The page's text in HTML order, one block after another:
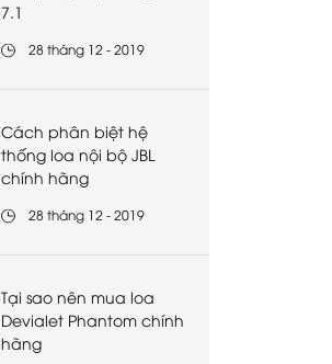
7.1
28 tháng 12 - 2019
Cách phân biệt hệ
thống loa nội bộ JBL
chính hãng
28 tháng 12 - 2019
Tại sao nên mua loa
Devialet Phantom chính
hãng